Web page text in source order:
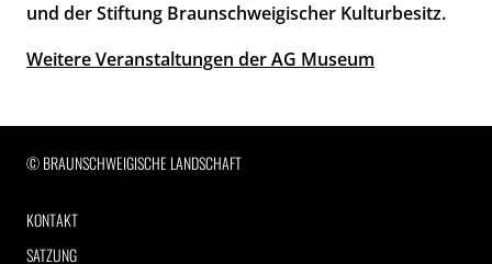
und der Stiftung Braunschweigischer Kulturbesitz.
Weitere Veranstaltungen der AG Museum
RECHTLICHE INFORMATIONEN
© BRAUNSCHWEIGISCHE LANDSCHAFT
KONTAKT
SATZUNG